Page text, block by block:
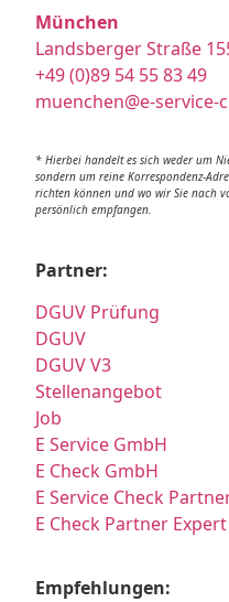
München
Landsberger Straße
+49 (0)89 54 55 83 49
muenchen@e-service-
* Hierbei handelt es sich weder um
sondern um reine Korrespondenz-
richten können und wo wir Sie nach
persönlich empfangen.
Partner:
DGUV Prüfung
DGUV
DGUV V3
Stellenangebot
Job
E Service GmbH
E Check GmbH
E Service Check
E Check Partner Expert
Empfehlungen: